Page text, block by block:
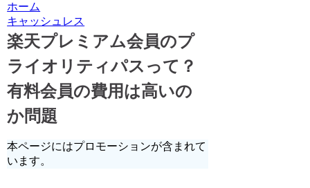
ホーム
キャッシュレス
楽天プレミアム会員のプ
ライオリティパスって？
有料会員の費用は高いの
か問題
本ページにはプロモーションが含まれて
います。